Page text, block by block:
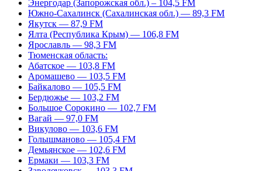
Энергодар (Запорожская обл.) – 104,5 FM
Южно-Сахалинск (Сахалинская обл.) — 89,3 FM
Якутск — 87,9 FM
Ялта (Республика Крым) — 106,8 FM
Ярославль — 98,3 FM
Тюменская область:
Абатское — 103,8 FM
Аромашево — 103,5 FM
Байкалово — 105,5 FM
Бердюжье — 103,2 FM
Большое Сорокино — 102,7 FM
Вагай — 97,0 FM
Викулово — 103,6 FM
Голышманово — 105,4 FM
Демьянское — 102,6 FM
Ермаки — 103,3 FM